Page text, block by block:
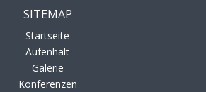
SITEMAP
Startseite
Aufenhalt
Galerie
Konferenzen